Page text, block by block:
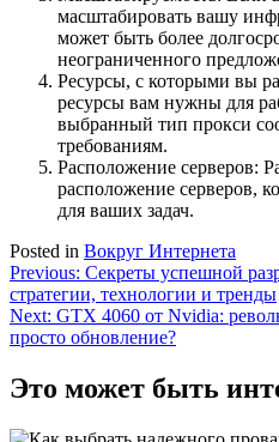
масштабировать вашу
может быть более
неограниченного
Ресурсы, с которыми вы
ресурсы вам нужны для
выбранный тип прокси
требованиям.
Расположение серверов:
расположение серверов,
для ваших задач.
Posted in Вокруг Интернета
Навигация
по
записям
Previous: Секреты успешной
стратегии, технологии и тренды
Next: GTX 4060 от Nvidia:
просто обновление?
Это может быть